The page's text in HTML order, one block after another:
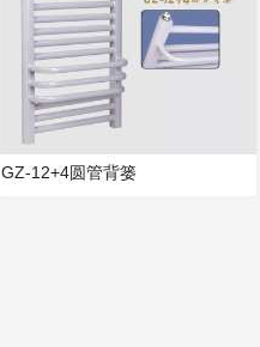
GZ-12+4圆管背篓